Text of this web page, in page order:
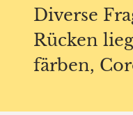
Diverse
Rücken
färben,